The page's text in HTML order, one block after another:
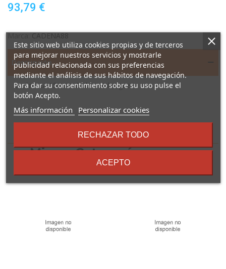
93,79 €
Marca: CADENA88
Descripción
Excéntrica 15 mm. Doble embrague.
16 Otros Productos En La
Misma Categoría:
Este sitio web utiliza cookies propias y de terceros
para mejorar nuestros servicios y mostrarle
publicidad relacionada con sus preferencias
mediante el análisis de sus hábitos de navegación.
Para dar su consentimiento sobre su uso pulse el
botón Acepto.
Más información
sobre
términos
condiciones
Personalizar cookies
RECHAZAR TODO
ACEPTO